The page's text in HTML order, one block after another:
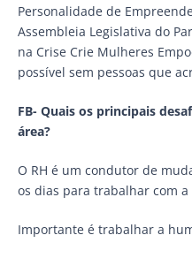
Personalidade de
Assembleia Legislativa do
na Crise Crie Mulheres
possível sem pessoas que
FB- Quais os principais
área?
O RH é um condutor de
os dias para trabalhar com
Importante é trabalhar a